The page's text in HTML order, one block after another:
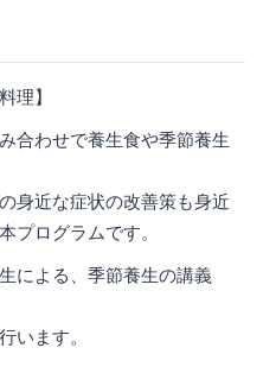
理】
合わせで養生食や季節養生
身近な症状の改善策も身近
プログラムです。
による、季節養生の講義
います。